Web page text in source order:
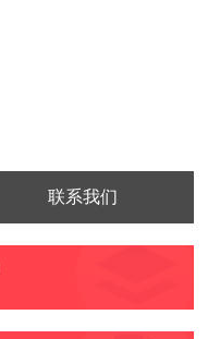
联系我们